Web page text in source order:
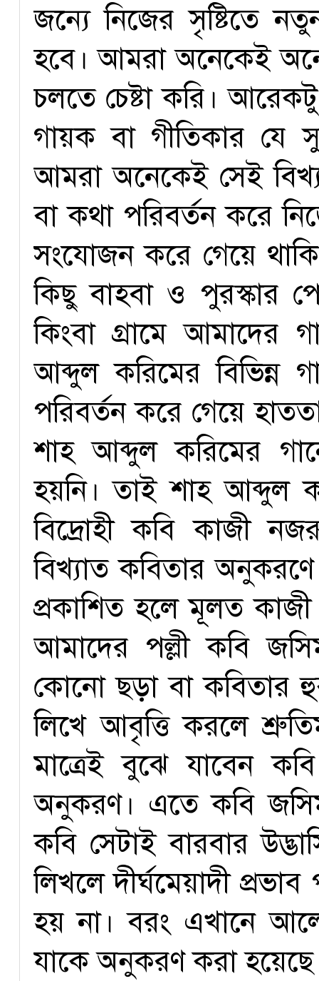
জন্যে নিজের সৃষ্টিতে
হবে। আমরা অনেকেই
চলতে চেষ্টা করি।
গায়ক বা গীতিকার যে
আমরা অনেকেই সেই
বা কথা পরিবর্তন করে
সংযোজন করে গেয়ে
কিছু বাহবা ও পুরস্কার
কিংবা গ্রামে আমাদের
আব্দুল করিমের বিভিন্ন
পরিবর্তন করে গেয়ে
শাহ আব্দুল করিমের
হয়নি। তাই শাহ আব্দুল
বিদ্রোহী কবি কাজী
বিখ্যাত কবিতার
প্রকাশিত হলে মূলত
আমাদের পল্লী কবি
কোনো ছড়া বা কবিতার
লিখে আবৃত্তি করলে
মাত্রেই বুঝে যাবেন
অনুকরণ। এতে কবি
কবি সেটাই বারবার
লিখলে দীর্ঘমেয়াদী
হয় না। বরং এখানে
যাকে অনুকরণ করা